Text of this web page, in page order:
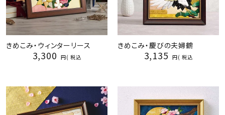
きめこみ・ウィンターリース
3,300 税込
きめこみ・慶びの夫婦鶴
3,135 税込